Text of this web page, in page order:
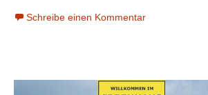
Schreibe einen Kommentar